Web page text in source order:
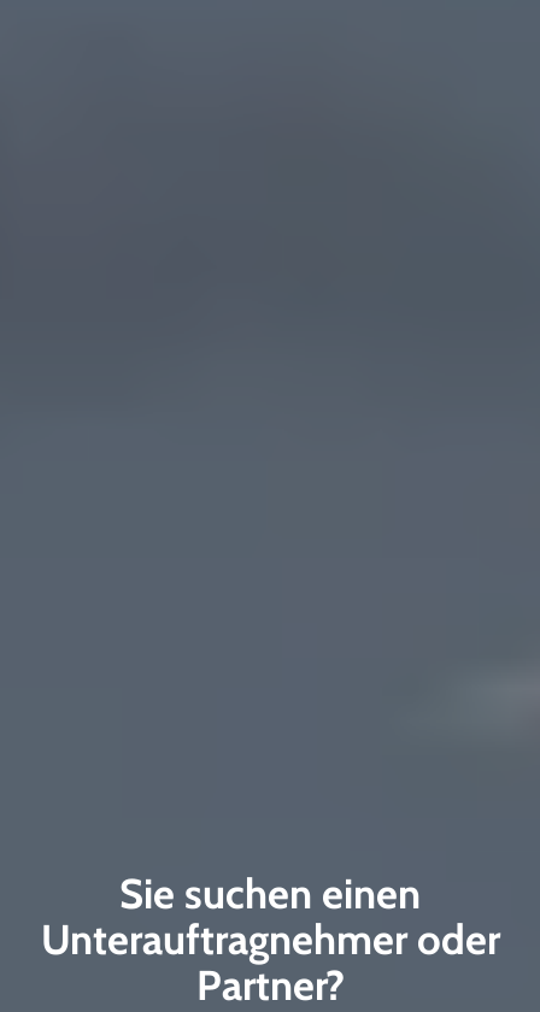
Finden Sie aktuelle
Informationen über
Großprojekte in Unsere
Sie suchen einen
Unterauftragnehmer oder
Partner?
Unterkunftsdienstleistung
en für Großprojekte